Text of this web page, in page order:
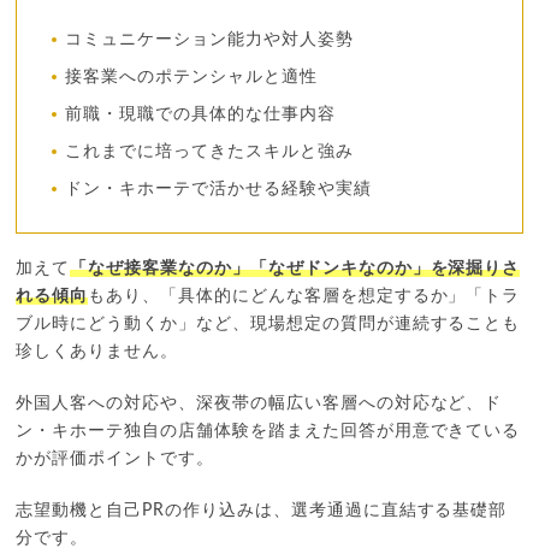
コミュニケーション能力や対人姿勢
接客業へのポテンシャルと適性
前職・現職での具体的な仕事内容
これまでに培ってきたスキルと強み
ドン・キホーテで活かせる経験や実績
加えて「なぜ接客業なのか」「なぜドンキなのか」を深掘りさ
れる傾向もあり、「具体的にどんな客層を想定するか」「トラ
ブル時にどう動くか」など、現場想定の質問が連続することも
珍しくありません。
外国人客への対応や、深夜帯の幅広い客層への対応など、ド
ン・キホーテ独自の店舗体験を踏まえた回答が用意できている
かが評価ポイントです。
志望動機と自己PRの作り込みは、選考通過に直結する基礎部
分です。